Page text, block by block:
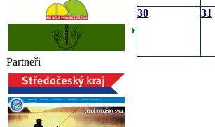
Partneři
30 31